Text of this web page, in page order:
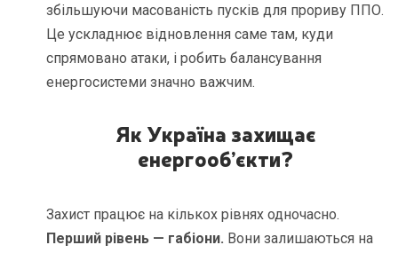
збільшуючи масованість пусків для прориву ППО.
Це ускладнює відновлення саме там, куди
спрямовано атаки, і робить балансування
енергосистеми значно важчим.
Як Україна захищає
енергооб’єкти?
Захист працює на кількох рівнях одночасно.
Перший рівень — габіони. Вони залишаються на